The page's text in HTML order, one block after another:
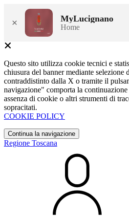
× MyLucignano
Home
Questo sito utilizza cookie tecnici e
chiusura del banner mediante selezione
contraddistinto dalla X o tramite il
navigazione" comporta la
assenza di cookie o altri strumenti di
sopracitati.
COOKIE POLICY
Continua la navigazione
Regione Toscana